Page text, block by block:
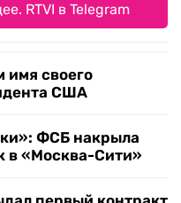
RTVI в Telegram
имя своего
США
ФСБ накрыла
в «Москва-Сити»